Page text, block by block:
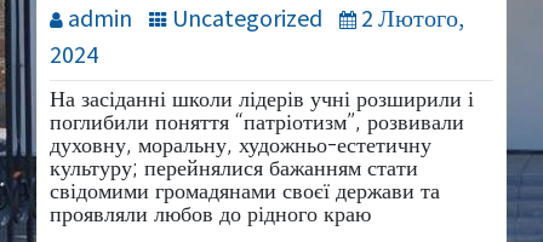
admin Uncategorized
2 Лютого,
2024
На засіданні школи лідерів учні розширили і
поглибили поняття “патріотизм”, розвивали
духовну, моральну, художньо-естетичну
культуру; перейнялися бажанням стати
свідомими громадянами своєї держави та
проявляли любов до рідного краю